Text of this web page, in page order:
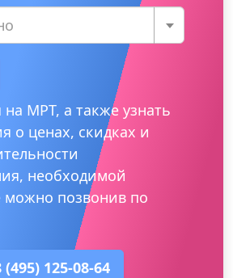
на МРТ, а также узнать
о ценах, скидках и
необходимой
можно позвонив по
(495) 125-08-64